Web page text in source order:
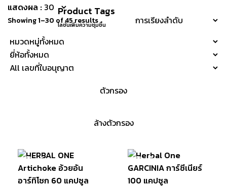
แสดงผล :
Showing 1–30 of 45 results
มีสินค้า มีสินค้า
Product Tags
โลชั่นเพิ่มความชุ่มชื้น